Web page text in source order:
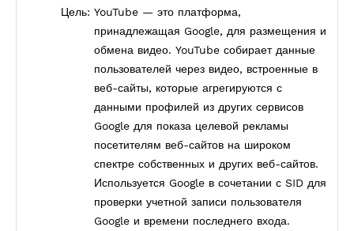
Цель: YouTube — это платформа,
принадлежащая Google, для размещения и
обмена видео. YouTube собирает данные
пользователей через видео, встроенные в
веб-сайты, которые агрегируются с
данными профилей из других сервисов
Google для показа целевой рекламы
посетителям веб-сайтов на широком
спектре собственных и других веб-сайтов.
Используется Google в сочетании с SID для
проверки учетной записи пользователя
Google и времени последнего входа.